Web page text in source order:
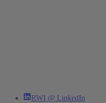
RWI @ LinkedIn